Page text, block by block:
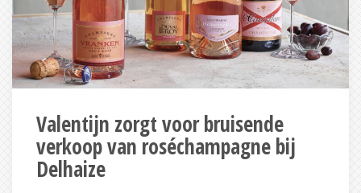
Valentijn zorgt voor bruisende
verkoop van roséchampagne bij
Delhaize